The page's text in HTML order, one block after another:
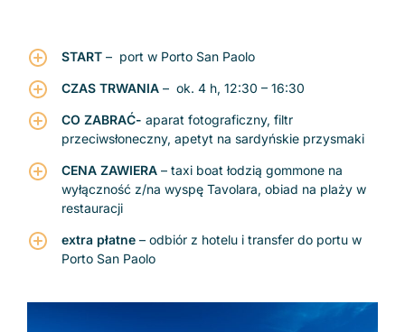
START – port w Porto San Paolo
CZAS TRWANIA – ok. 4 h, 12:30 – 16:30
CO ZABRAĆ- aparat fotograficzny, filtr
przeciwsłoneczny, apetyt na sardyńskie przysmaki
CENA ZAWIERA – taxi boat łodzią gommone na
wyłączność z/na wyspę Tavolara, obiad na plaży w
restauracji
extra płatne – odbiór z hotelu i transfer do portu w
Porto San Paolo